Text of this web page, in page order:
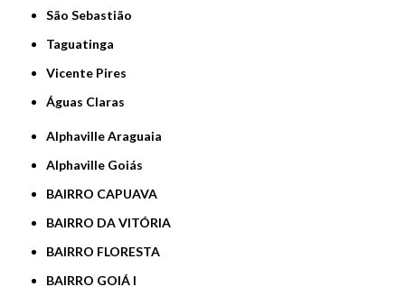
São Sebastião
Taguatinga
Vicente Pires
Águas Claras
Alphaville Araguaia
Alphaville Goiás
BAIRRO CAPUAVA
BAIRRO DA VITÓRIA
BAIRRO FLORESTA
BAIRRO GOIÁ I